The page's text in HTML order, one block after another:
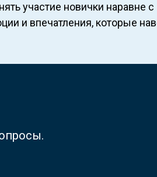
участие новички наравне с
и впечатления, которые